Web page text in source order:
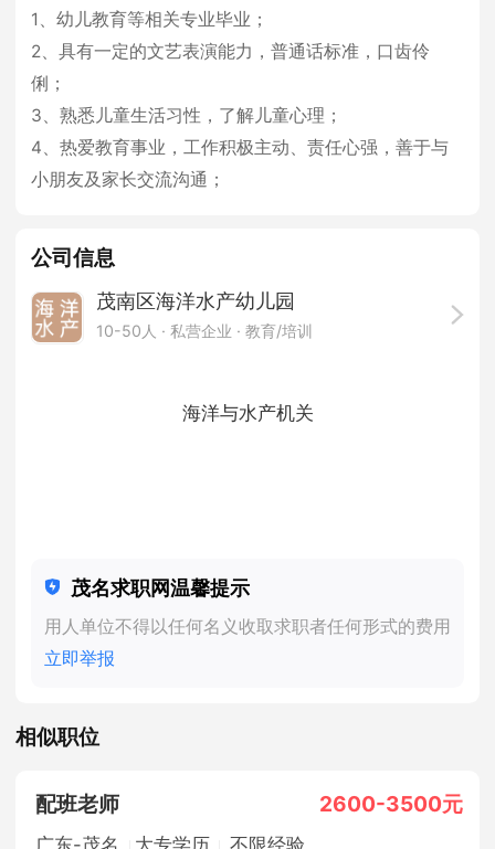
1、幼儿教育等相关专业毕业；
2、具有一定的文艺表演能力，普通话标准，口齿伶
俐；
3、熟悉儿童生活习性，了解儿童心理；
4、热爱教育事业，工作积极主动、责任心强，善于与
小朋友及家长交流沟通；
公司信息
茂南区海洋水产幼儿园
10-50人 · 私营企业 · 教育/培训
海洋与水产机关
茂名求职网温馨提示
用人单位不得以任何名义收取求职者任何形式的费用
立即举报
相似职位
配班老师 2600-3500元